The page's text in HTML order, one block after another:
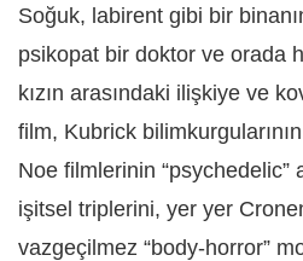
Soğuk, labirent gibi bir
psikopat bir doktor ve orada
kızın arasındaki ilişkiye ve
film, Kubrick
Noe filmlerinin “psychedelic”
işitsel triplerini, yer yer
vazgeçilmez “body-horror”